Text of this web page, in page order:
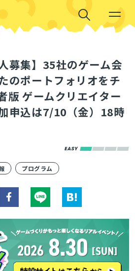
募集】35社のゲーム会
のポートフォリオをチ
版 ゲームクリエイター
申込は7/10（金）18時
プログラム